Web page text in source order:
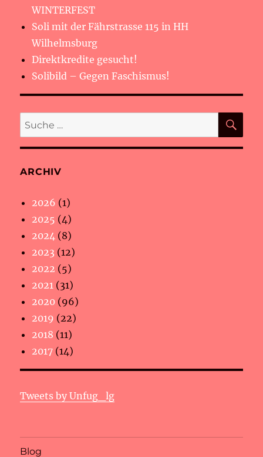
WINTERFEST
Soli mit der Fährstrasse 115 in HH
Wilhelmsburg
Direktkredite gesucht!
Solibild – Gegen Faschismus!
Suche
nach:
ARCHIV
2026 (1)
2025 (4)
2024 (8)
2023 (12)
2022 (5)
2021 (31)
2020 (96)
2019 (22)
2018 (11)
2017 (14)
Tweets by Unfug_lg
Blog